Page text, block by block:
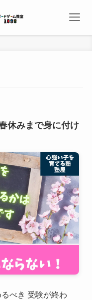
休みまで身に付け
べき 受験が終わ